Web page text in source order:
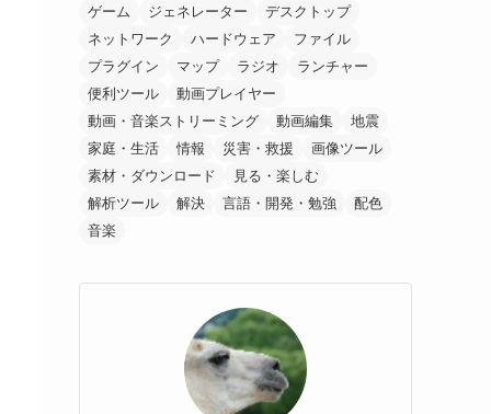
ゲーム
ジェネレーター
デスクトップ
ネットワーク
ハードウェア
ファイル
プラグイン
マップ ラジオ
ランチャー
便利ツール
動画プレイヤー
動画・音楽ストリーミング
動画編集
地震
家庭・生活
情報 災害・救援
画像ツール
素材・ダウンロード
見る・楽しむ
解析ツール
解決 言語・開発・勉強
配色
音楽